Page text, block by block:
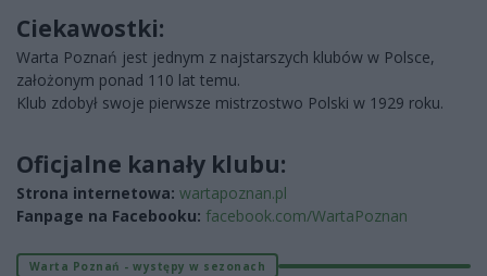
Ciekawostki:
Warta Poznań jest jednym z najstarszych klubów w Polsce,
założonym ponad 110 lat temu.
Klub zdobył swoje pierwsze mistrzostwo Polski w 1929 roku.
Oficjalne kanały klubu:
Strona internetowa: wartapoznan.pl
Fanpage na Facebooku: facebook.com/WartaPoznan
Warta Poznań - występy w sezonach